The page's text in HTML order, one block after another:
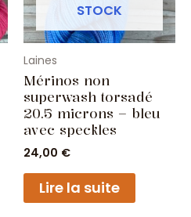
STOCK
Laines
Mérinos non
superwash torsadé
20.5 microns – bleu
avec speckles
24,00 €
Lire la suite